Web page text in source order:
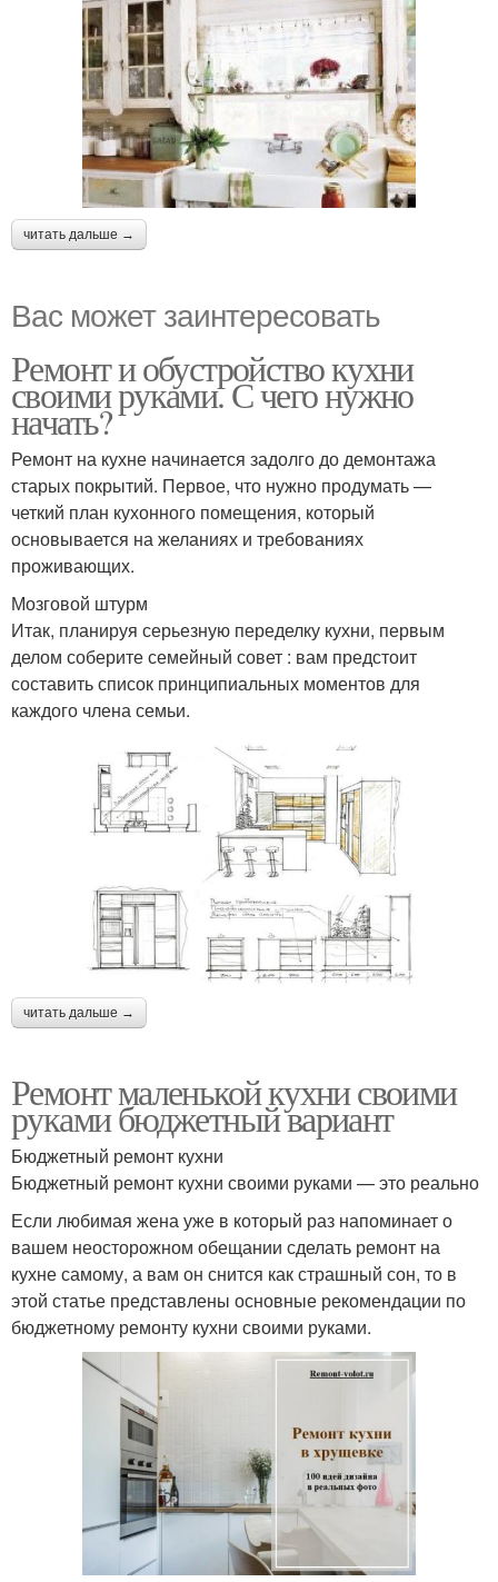
читать дальше →
Вас может заинтересовать
Ремонт и обустройство кухни
своими руками. С чего нужно
начать?
Ремонт на кухне начинается задолго до демонтажа
старых покрытий. Первое, что нужно продумать —
четкий план кухонного помещения, который
основывается на желаниях и требованиях
проживающих.
Мозговой штурм
Итак, планируя серьезную переделку кухни, первым
делом соберите семейный совет : вам предстоит
составить список принципиальных моментов для
каждого члена семьи.
читать дальше →
Ремонт маленькой кухни своими
руками бюджетный вариант
Бюджетный ремонт кухни
Бюджетный ремонт кухни своими руками — это реально
Если любимая жена уже в который раз напоминает о
вашем неосторожном обещании сделать ремонт на
кухне самому, а вам он снится как страшный сон, то в
этой статье представлены основные рекомендации по
бюджетному ремонту кухни своими руками.